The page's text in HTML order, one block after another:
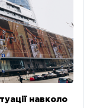
навколо